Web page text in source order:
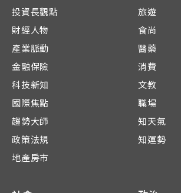
投資長觀點
財經人物
產業脈動
金融保險
科技新知
國際焦點
趨勢大師
政策法規
地產房市
旅遊
食尚
醫藥
消費
文教
職場
知天氣
知運勢